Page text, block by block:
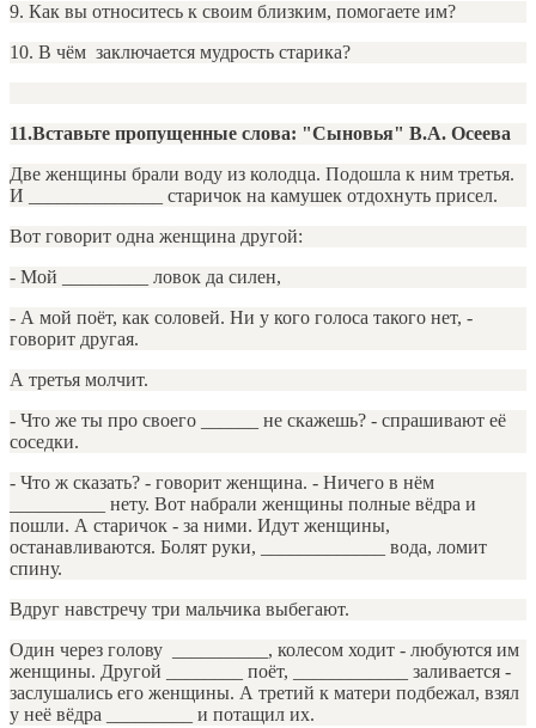
9. Как вы относитесь к своим близким, помогаете им?
10. В чём заключается мудрость старика?
11.Вставьте пропущенные слова: "Сыновья" В.А. Осеева
Две женщины брали воду из колодца. Подошла к ним третья.
И ______________ старичок на камушек отдохнуть присел.
Вот говорит одна женщина другой:
- Мой _________ ловок да силен,
- А мой поёт, как соловей. Ни у кого голоса такого нет, -
говорит другая.
А третья молчит.
- Что же ты про своего ______ не скажешь? - спрашивают её
соседки.
- Что ж сказать? - говорит женщина. - Ничего в нём
__________ нету. Вот набрали женщины полные вёдра и
пошли. А старичок - за ними. Идут женщины,
останавливаются. Болят руки, _____________ вода, ломит
спину.
Вдруг навстречу три мальчика выбегают.
Один через голову __________, колесом ходит - любуются им
женщины. Другой ________ поёт, ____________ заливается -
заслушались его женщины. А третий к матери подбежал, взял
у неё вёдра _________ и потащил их.